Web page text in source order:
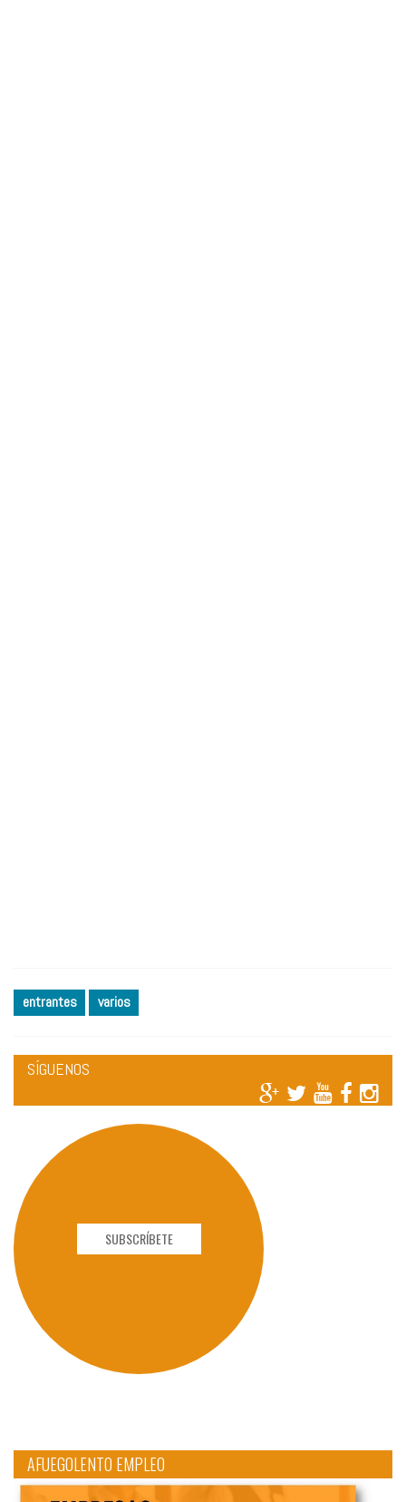
entrantes varios
SÍGUENOS
SUBSCRÍBETE
AFUEGOLENTO EMPLEO